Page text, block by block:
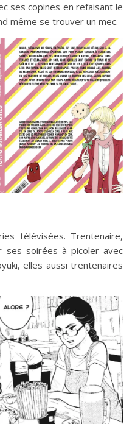
ses copines en refaisant le
même se trouver un mec.
télévisées. Trentenaire,
ses soirées à picoler avec
elles aussi trentenaires